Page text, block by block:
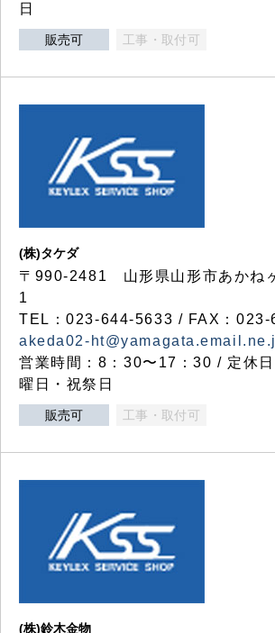
日
販売可 工事・取付可
(株)タケダ
〒990-2481 山形県山形市あかね
1
TEL：023-644-5633 / FAX：
akeda02-
営業時間：8：30〜17：30 / 定休日
曜日・祝祭日
販売可 工事・取付可
(株)鈴木金物